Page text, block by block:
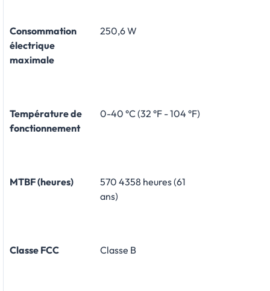
Consommation
électrique
maximale
250,6 W
Température de
fonctionnement
0-40 °C (32 °F - 104 °F)
MTBF (heures)
570 4358 heures (61
ans)
Classe FCC Classe B